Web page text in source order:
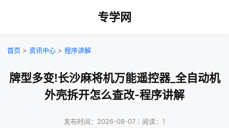
专学网
首页 > 资讯中心 > 程序讲解
牌型多变!长沙麻将机万能遥控器_全自动机
外壳拆开怎么查改-程序讲解
发布时间：2026-08-07｜阅读：1